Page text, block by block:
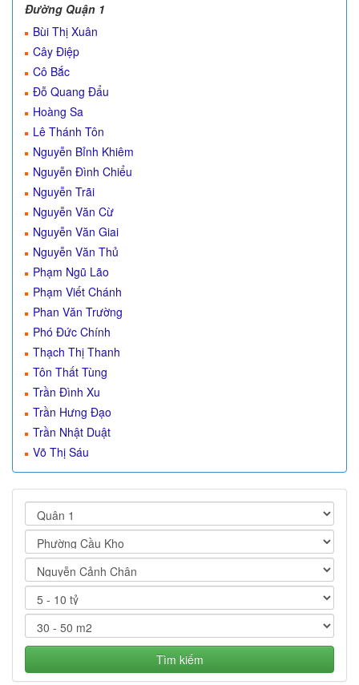
Đường Quận 1
Bùi Thị Xuân
Cây Điệp
Cô Bắc
Đỗ Quang Đẩu
Hoàng Sa
Lê Thánh Tôn
Nguyễn Bỉnh Khiêm
Nguyễn Đình Chiểu
Nguyễn Trãi
Nguyễn Văn Cừ
Nguyễn Văn Giai
Nguyễn Văn Thủ
Phạm Ngũ Lão
Phạm Viết Chánh
Phan Văn Trường
Phó Đức Chính
Thạch Thị Thanh
Tôn Thất Tùng
Trần Đình Xu
Trần Hưng Đạo
Trần Nhật Duật
Võ Thị Sáu
Tìm kiếm